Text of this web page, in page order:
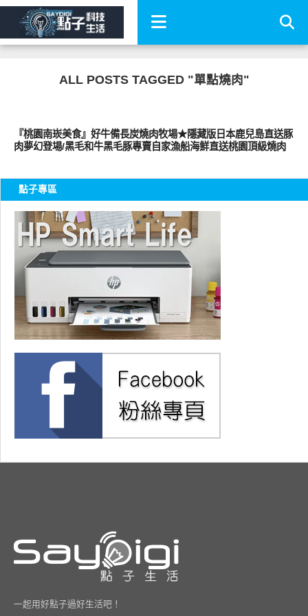
ALL POSTS TAGGED "單點燒肉"
『桃園南崁美食』好牛備長炭燒肉牧場★隱藏版日本鹿兒島直送豚
肉夢幻登場/黑毛和牛黑毛豚專賣自家漁船海鮮直送桃園頂級燒肉
點子專區
一起用好點子過好生活吧！